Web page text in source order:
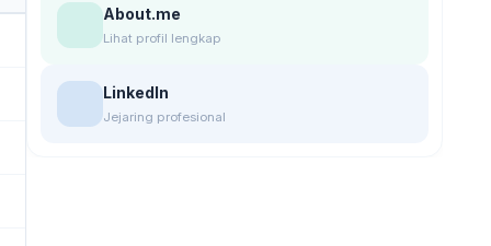
About.me
Lihat profil lengkap
LinkedIn
Jejaring profesional